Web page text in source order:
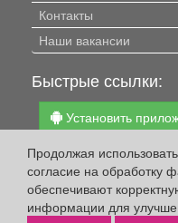
Продолжая
согласие на обработку
обеспечивают
информации для
Контакты
Наши вакансии
Быстрые ссылки:
Установить
Личный кабинет
Подать объявление
Подать объявление в